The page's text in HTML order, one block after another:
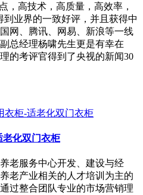
，高技术，高质量，高效率，
到业界的一致好评，并且获得中
网、腾讯、网易、新浪等一线
总经理杨啸先生更是有幸在
的考评官得到了央视的新闻30
老化双门衣柜
老服务中心开发、建设与经
老产业相关的人才培训为主的
过整合团队专业的市场营销理